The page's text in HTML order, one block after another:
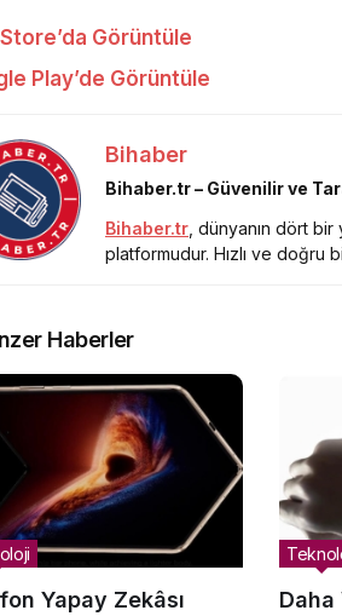
Görüntüle
Play’de Görüntüle
Bihaber
Bihaber.tr – Güvenilir ve
Bihaber.tr , dünyanın dört
platformudur. Hızlı ve doğru
Haberler
Yapay Zekâsı
Daha